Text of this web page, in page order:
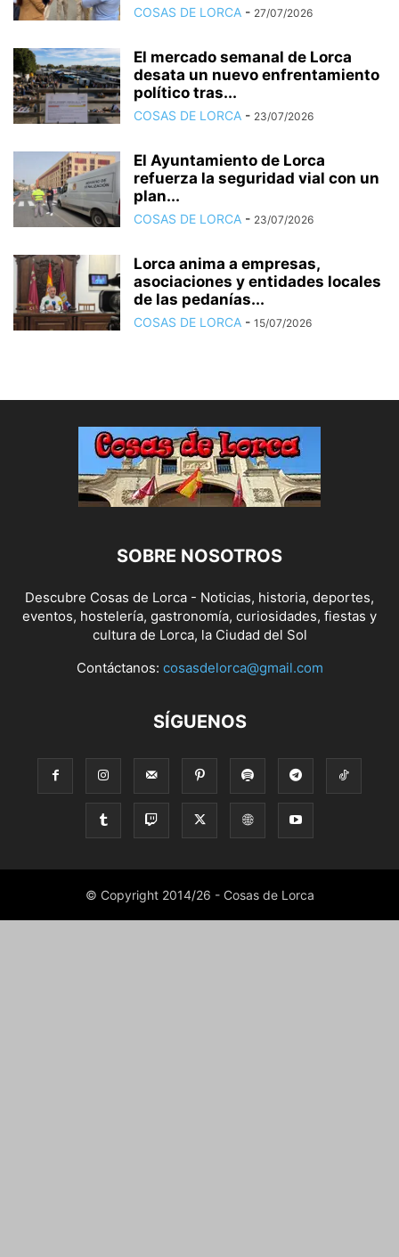
COSAS DE LORCA - 27/07/2026
El mercado semanal de Lorca
desata un nuevo enfrentamiento
político tras...
COSAS DE LORCA - 23/07/2026
El Ayuntamiento de Lorca
refuerza la seguridad vial con un
plan...
COSAS DE LORCA - 23/07/2026
Lorca anima a empresas,
asociaciones y entidades locales
de las pedanías...
COSAS DE LORCA - 15/07/2026
SOBRE NOSOTROS
Descubre Cosas de Lorca - Noticias, historia, deportes,
eventos, hostelería, gastronomía, curiosidades, fiestas y
cultura de Lorca, la Ciudad del Sol
Contáctanos: cosasdelorca@gmail.com
SÍGUENOS
© Copyright 2014/26 - Cosas de Lorca